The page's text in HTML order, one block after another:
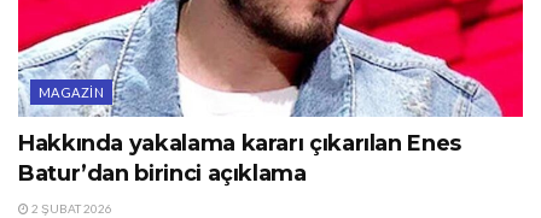
MAGAZIN
Hakkında yakalama kararı çıkarılan Enes
Batur’dan birinci açıklama
2 ŞUBAT 2026